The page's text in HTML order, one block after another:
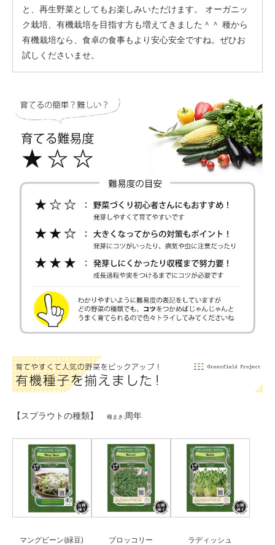
と、再生野菜としてもお楽しみいただけます。 オーガニッ
ク栽培、有機栽培を目指す方も増えてきました＾＾ 種から
有機栽培なら、食卓の食事もより安心安全ですね。ぜひお
試しくださいませ。
【スプラウトの種類】 種まき:周年
マングビーン(緑豆) ブロッコリー ラディッシュ